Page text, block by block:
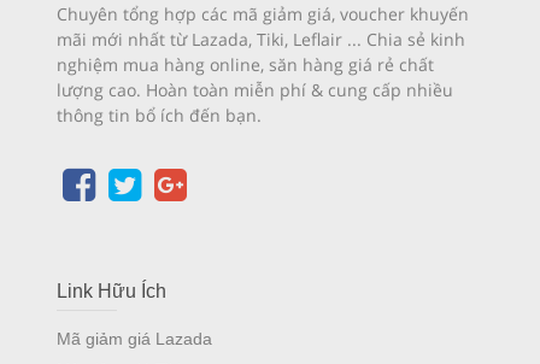
Chuyên tổng hợp các mã giảm giá, voucher khuyến
mãi mới nhất từ Lazada, Tiki, Leflair ... Chia sẻ kinh
nghiệm mua hàng online, săn hàng giá rẻ chất
lượng cao. Hoàn toàn miễn phí & cung cấp nhiều
thông tin bổ ích đến bạn.
Link Hữu Ích
Mã giảm giá Lazada